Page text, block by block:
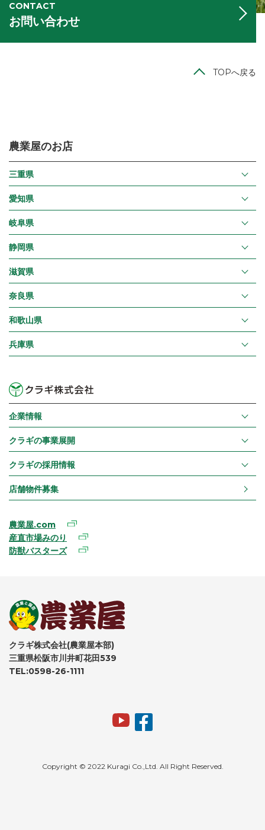
CONTACT
お問い合わせ
TOPへ戻る
農業屋のお店
三重県
愛知県
岐阜県
静岡県
滋賀県
奈良県
和歌山県
兵庫県
企業情報
クラギの事業展開
クラギの採用情報
店舗物件募集
農業屋.com
産直市場みのり
防獣バスターズ
クラギ株式会社(農業屋本部)
三重県松阪市川井町花田539
TEL:0598-26-1111
Copyright © 2022 Kuragi Co.,Ltd. All Right Reserved.